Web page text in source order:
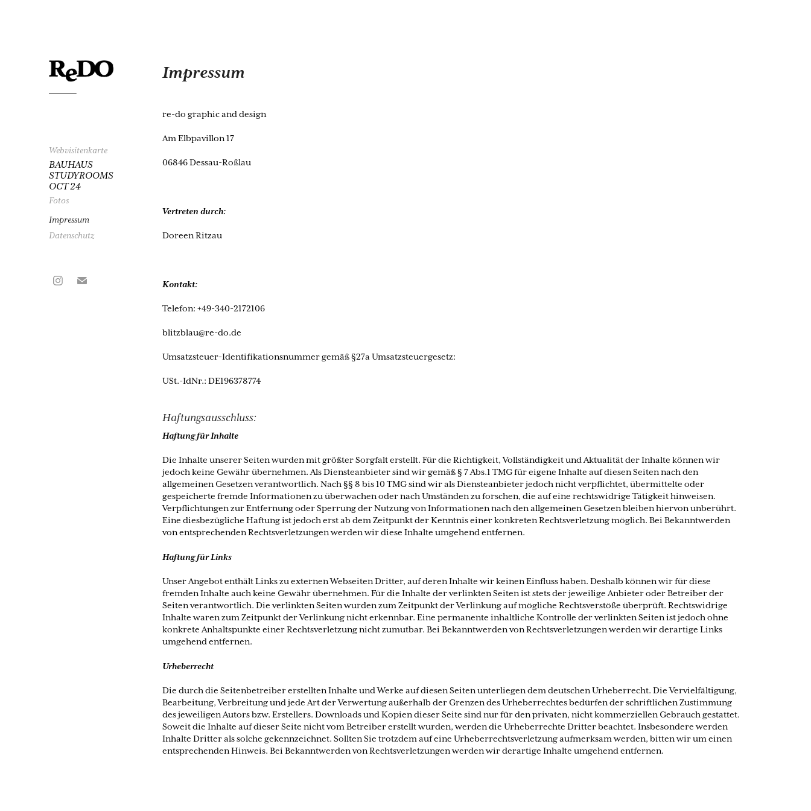
Webvisitenkarte
BAUHAUS
STUDYROOMS
OCT 24
Fotos
Impressum
Datenschutz
Impressum
re-do graphic and design
Am Elbpavillon 17
06846 Dessau-Roßlau
Vertreten durch:
Doreen Ritzau
Kontakt:
Telefon: +49-340-2172106
blitzblau@re-do.de
Umsatzsteuer-Identifikationsnummer gemäß §27a Umsatzsteuergesetz:
USt.-IdNr.: DE196378774
Haftungsausschluss:
Haftung für Inhalte
Die Inhalte unserer Seiten wurden mit größter Sorgfalt erstellt. Für die Richtigkeit, Vollständigkeit und Aktualität der Inhalte können wir
jedoch keine Gewähr übernehmen. Als Diensteanbieter sind wir gemäß § 7 Abs.1 TMG für eigene Inhalte auf diesen Seiten nach den
allgemeinen Gesetzen verantwortlich. Nach §§ 8 bis 10 TMG sind wir als Diensteanbieter jedoch nicht verpflichtet, übermittelte oder
gespeicherte fremde Informationen zu überwachen oder nach Umständen zu forschen, die auf eine rechtswidrige Tätigkeit hinweisen.
Verpflichtungen zur Entfernung oder Sperrung der Nutzung von Informationen nach den allgemeinen Gesetzen bleiben hiervon unberührt.
Eine diesbezügliche Haftung ist jedoch erst ab dem Zeitpunkt der Kenntnis einer konkreten Rechtsverletzung möglich. Bei Bekanntwerden
von entsprechenden Rechtsverletzungen werden wir diese Inhalte umgehend entfernen.
Haftung für Links
Unser Angebot enthält Links zu externen Webseiten Dritter, auf deren Inhalte wir keinen Einfluss haben. Deshalb können wir für diese
fremden Inhalte auch keine Gewähr übernehmen. Für die Inhalte der verlinkten Seiten ist stets der jeweilige Anbieter oder Betreiber der
Seiten verantwortlich. Die verlinkten Seiten wurden zum Zeitpunkt der Verlinkung auf mögliche Rechtsverstöße überprüft. Rechtswidrige
Inhalte waren zum Zeitpunkt der Verlinkung nicht erkennbar. Eine permanente inhaltliche Kontrolle der verlinkten Seiten ist jedoch ohne
konkrete Anhaltspunkte einer Rechtsverletzung nicht zumutbar. Bei Bekanntwerden von Rechtsverletzungen werden wir derartige Links
umgehend entfernen.
Urheberrecht
Die durch die Seitenbetreiber erstellten Inhalte und Werke auf diesen Seiten unterliegen dem deutschen Urheberrecht. Die Vervielfältigung,
Bearbeitung, Verbreitung und jede Art der Verwertung außerhalb der Grenzen des Urheberrechtes bedürfen der schriftlichen Zustimmung
des jeweiligen Autors bzw. Erstellers. Downloads und Kopien dieser Seite sind nur für den privaten, nicht kommerziellen Gebrauch gestattet.
Soweit die Inhalte auf dieser Seite nicht vom Betreiber erstellt wurden, werden die Urheberrechte Dritter beachtet. Insbesondere werden
Inhalte Dritter als solche gekennzeichnet. Sollten Sie trotzdem auf eine Urheberrechtsverletzung aufmerksam werden, bitten wir um einen
entsprechenden Hinweis. Bei Bekanntwerden von Rechtsverletzungen werden wir derartige Inhalte umgehend entfernen.